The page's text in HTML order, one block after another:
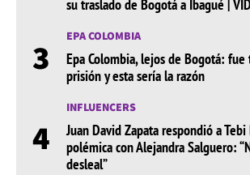
su traslado de Bogotá a Ibagué |
3 EPA COLOMBIA
Epa Colombia, lejos de Bogotá: fue
prisión y esta sería la razón
4
INFLUENCERS
Juan David Zapata respondió a
polémica con Alejandra Salguero:
desleal”